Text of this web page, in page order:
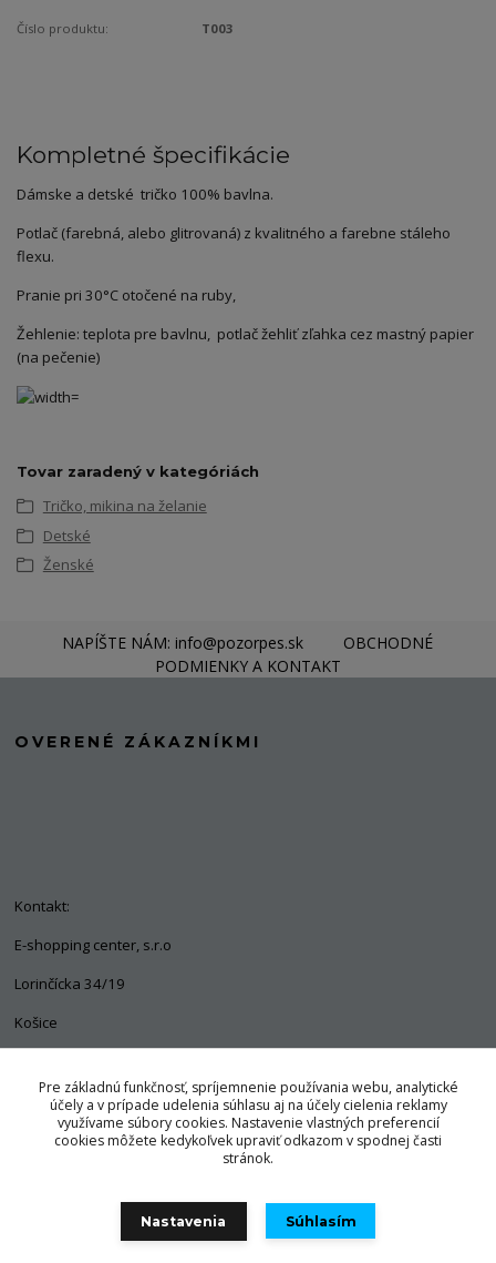
Číslo produktu: T003
Kompletné špecifikácie
Dámske a detské tričko 100% bavlna.
Potlač (farebná, alebo glitrovaná) z kvalitného a farebne stáleho
flexu.
Pranie pri 30°C otočené na ruby,
Žehlenie: teplota pre bavlnu, potlač žehliť zľahka cez mastný papier
(na pečenie)
Tovar zaradený v kategóriách
Tričko, mikina na želanie
Detské
Ženské
NAPÍŠTE NÁM: info@pozorpes.sk
OBCHODNÉ
PODMIENKY A KONTAKT
OVERENÉ ZÁKAZNÍKMI
Kontakt:
E-shopping center, s.r.o
Lorinčícka 34/19
Košice
+421 903 563 637
info@pozorpes.sk
Pre základnú funkčnosť, spríjemnenie používania webu, analytické
účely a v prípade udelenia súhlasu aj na účely cielenia reklamy
využívame súbory cookies. Nastavenie vlastných preferencií
cookies môžete kedykoľvek upraviť odkazom v spodnej časti
stránok.
Nastavenia Súhlasím